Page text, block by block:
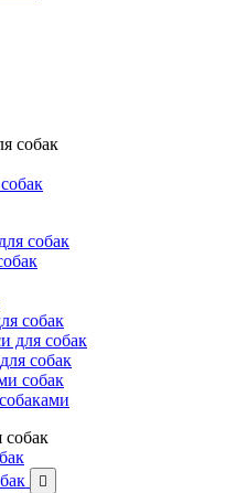
собак
собак
собак
для собак
собак
собак
собак
